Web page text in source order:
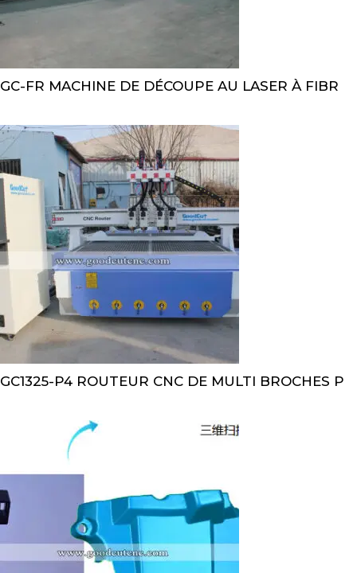
GC-FR MACHINE DE DÉCOUPE AU LASER À FIBR
GC1325-P4 ROUTEUR CNC DE MULTI BROCHES P